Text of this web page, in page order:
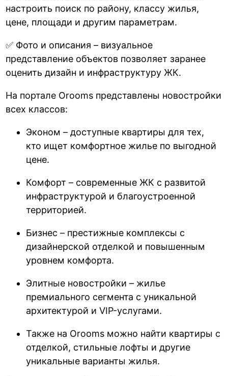
настроить поиск по району, классу жилья,
цене, площади и другим параметрам.
✅ Фото и описания – визуальное
представление объектов позволяет заранее
оценить дизайн и инфраструктуру ЖК.
На портале Orooms представлены новостройки
всех классов:
Эконом – доступные квартиры для тех,
кто ищет комфортное жилье по выгодной
цене.
Комфорт – современные ЖК с развитой
инфраструктурой и благоустроенной
территорией.
Бизнес – престижные комплексы с
дизайнерской отделкой и повышенным
уровнем комфорта.
Элитные новостройки – жилье
премиального сегмента с уникальной
архитектурой и VIP-услугами.
Также на Orooms можно найти квартиры с
отделкой, стильные лофты и другие
уникальные варианты жилья.